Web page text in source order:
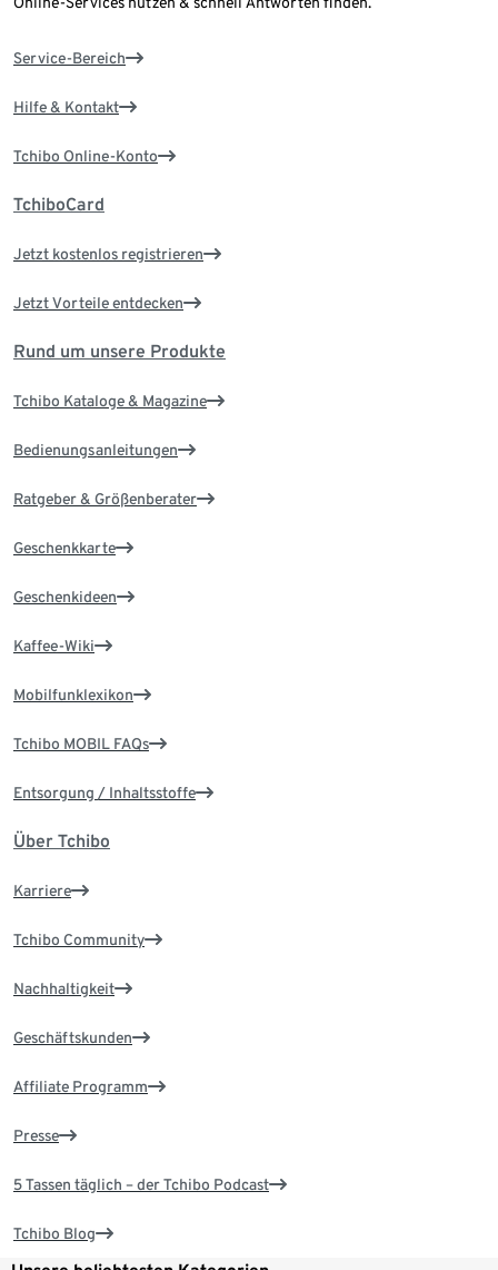
Service-Bereich
Hilfe & Kontakt
Tchibo Online-Konto
TchiboCard
Jetzt kostenlos registrieren
Jetzt Vorteile entdecken
Rund um unsere Produkte
Tchibo Kataloge & Magazine
Bedienungsanleitungen
Ratgeber & Größenberater
Geschenkkarte
Geschenkideen
Kaffee-Wiki
Mobilfunklexikon
Tchibo MOBIL FAQs
Entsorgung / Inhaltsstoffe
Über Tchibo
Karriere
Tchibo Community
Nachhaltigkeit
Geschäftskunden
Affiliate Programm
Presse
5 Tassen täglich – der Tchibo Podcast
Tchibo Blog